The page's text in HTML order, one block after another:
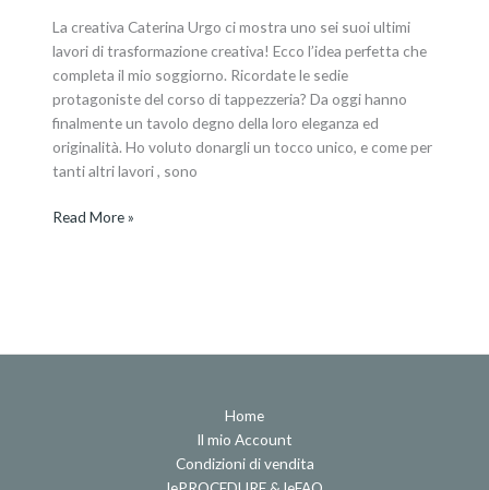
La creativa Caterina Urgo ci mostra uno sei suoi ultimi
lavori di trasformazione creativa! Ecco l’idea perfetta che
completa il mio soggiorno. Ricordate le sedie
protagoniste del corso di tappezzeria? Da oggi hanno
finalmente un tavolo degno della loro eleganza ed
originalità. Ho voluto donargli un tocco unico, e come per
tanti altri lavori , sono
Read More »
Home
Il mio Account
Condizioni di vendita